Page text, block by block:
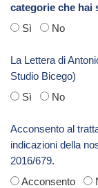
categorie che hai
Sì
No
La Lettera di
Studio Bicego)
Sì
No
Acconsento al
indicazioni della
2016/679.
Acconsento